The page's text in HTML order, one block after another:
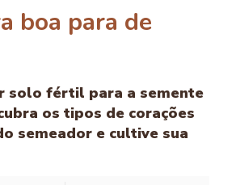
boa para de
solo fértil para a semente
os tipos de corações
semeador e cultive sua